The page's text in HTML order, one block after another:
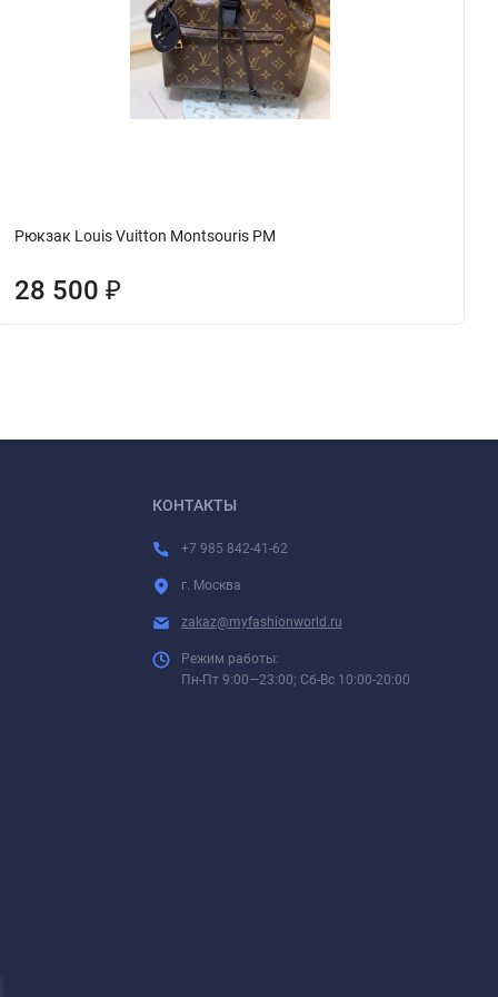
Рюкзак Louis Vuitton Montsouris PM
28 500 ₽
КОНТАКТЫ
+7 985 842-41-62
г. Москва
zakaz@myfashionworld.ru
Режим работы:
Пн-Пт 9:00—23:00; Сб-Вс 10:00-20:00